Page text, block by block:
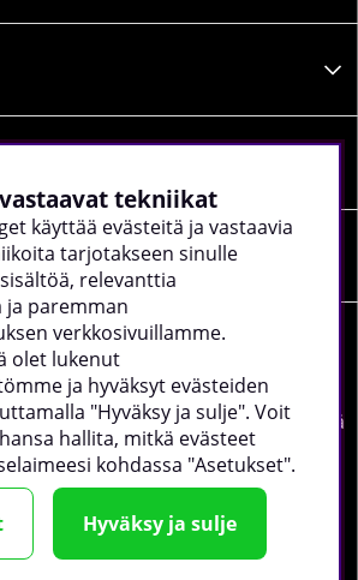
Käytämme evästeitä -lue lisää
täältä.
tekniikat
käyttää evästeitä ja vastaavia
tarjotakseen sinulle
relevanttia
paremman
verkkosivuillamme.
olet lukenut
ja hyväksyt evästeiden
"Hyväksy ja sulje". Voit
hallita, mitkä evästeet
kohdassa "Asetukset".
Hyväksy ja sulje